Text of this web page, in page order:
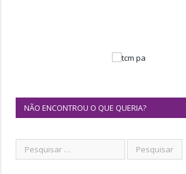
NÃO ENCONTROU O QUE QUERIA?